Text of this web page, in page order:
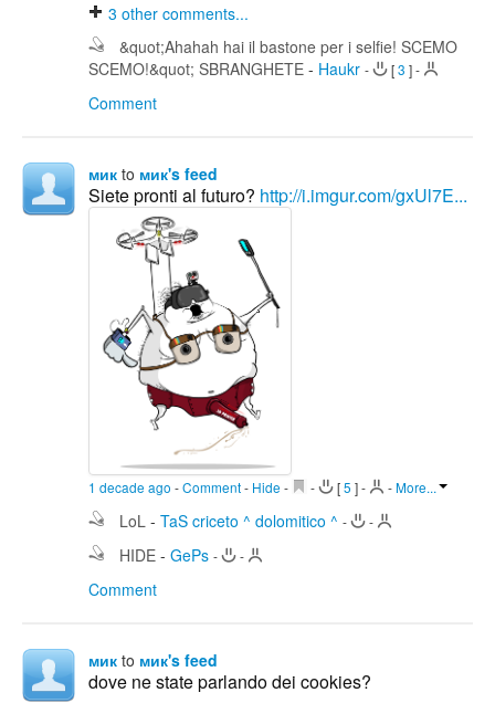
3 other comments...
&quot;Ahahah hai il bastone per i selfie! SCEMO
SCEMO!&quot; SBRANGHETE - Haukr - [3 ]-
Comment
мик to мик's feed
Siete pronti al futuro? http://i.imgur.com/gxUl7E...
1 decade ago -Comment- Hide - - [5 ]- -More...
LoL - TaS criceto ^ dolomitico ^ - -
HIDE - GePs - -
Comment
мик to мик's feed
dove ne state parlando dei cookies?